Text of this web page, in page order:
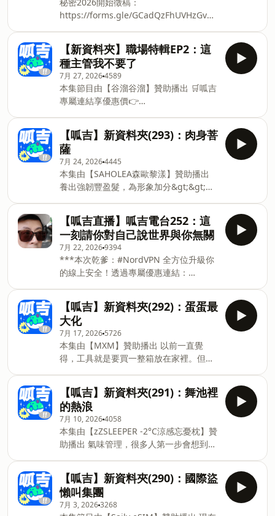
SoundOn
及「國家新創精進獎」 ✔️勇奪 39 項國際
發明金牌與特別獎 ✔️業界安心指標No.1
先驗後出：831 項檢驗通過才出貨 「台灣
01益生菌，台灣人的益生菌」 即日起至
2026/8/31 止 使用呱吉專屬優惠碼
【froggy01】可享滿 2500 折 150元 專屬
連結瞭解更多： https://tw01.co/呱吉專
屬優惠 【本集重點】 父親節跑到沒半個
看電影不是一個人的事 諾蘭詛咒 腿毛騷
擾 米其林餐廳的螞蟻雪酪 虎鯨你很
https://forms.gle/GCadQzFhUVHzGvDY9
7/29 大研生醫限時開團： 這次團購下殺
最低三折起，還有向廠商爭取到獨家贈
品，滿額再享官網優惠！ 🟠視易適葉黃素
×2＋贈葉黃素便利包×1 團購價 NT$1,650
🌙好睡眠芝麻素×4＋贈黑瑪卡飲便利包×3
團購價 NT$3,499 即日起至7/29，趁現在
團購！ 新加入會員即可獲得購物金300
元，下單即可使用以及贈送葉黃素便利包
開團期間還可以疊加大研生醫官網的滿額
優惠，贈品數量有限，大家記得把握時間
下單。 補充完一起成為～超級呱吉💪🏻🐸
🔗團購連結：
https://www.daikenshop.com/advKOL/fro…
#大研生醫合作 #大研生醫 #視易適葉黃
素 #好睡眠芝麻素 #保健品 #
【新資料夾】職場特輯EP2：️這
種主管我不要了
7月 27, 20264589
本集節目由【谷溜谷溜】贊助播出 🛒呱吉
專屬連結享優惠價👉
碼抽中秋禮盒送給呱采聽眾！ ※ 名額以網
頁活動為準 月圓人團圓，最珍貴的心意，
把健康化成一份溫柔的祝福，送給最在乎
的家人 限定款中秋節6入禮盒開售中.ᐟ.ᐟ強
烈建議提早下單，超級搶手售完不補～ 也
不需擔心物流出貨塞車，提早收到最安
心。 ✓常溫保存18個月，無添加防腐劑、
化學劑及增稠劑 ✓代寫專屬賀卡、可代黏
貼卡片 ✓數十種組合可供挑選 ✓代寄服務
支援多點配送 ✓禮盒款式有9入與6入限定
中秋款禮盒 首推三種組合～ ✨【井裡月六
入銀耳禮盒】✨ ✓熱銷冠軍第一名 ✓濃稠
滑順Q彈，大塊銀耳保有最佳口感 ✓咀嚼
好吞嚥不卡喉，無牙口族群、長輩好食用
✨【珍愛元氣滿滿六入限定禮盒】✨ ✓經
典6種口味混合搭配，最受回購鐵粉熱愛 !
✓送禮
【呱吉】新資料夾(293)：肉身菩
薩
7月 24, 20264445
本集由【SAHOLEA森歐黎漾】贊助播出
養出強韌豐盈髮，為形象加分&gt;&gt;
管理真的越來越重要 但是髮根無力、頭頂
扁塌，就算好好打扮，看起來一樣好沒精
神？ 👉是時候出動 #咖啡因健髮系列 升
級豐盈感 全系列蘊含德國健髮咖啡因，提
高頭皮防護力 #咖啡因豐盈健髮洗髮精 中
乾性頭皮適用 #咖啡因控油健髮洗髮精 油
性頭皮適用 ☑️任何頭皮膚質都有專屬咖啡
因，還有涼感款喔！ ☑️溫和洗淨，強健髮
根，強韌髮絲 #咖啡因豐盈胜肽養髮液 ☑️
活絡舒緩敏弱頭皮，養出豐盈秀髮 髮根不
再扁塌無力，立即蓬鬆有型！ 呱吉粉絲限
定 🎧新資料夾聽眾專屬 限時優惠只到
2026/8/24！ 🔥咖啡因系列限定優惠，錯
過等明年！獨家組合最高現折$169 🔥大
家喜歡的淨化液、洗髮精、養髮液還有
1000ml限定組合喔
【呱吉直播】呱吉電台252：這
一刻請你對自己說世界與你無關
7月 22, 20269394
***本次乾爹：#NordVPN 全方位升級你
的線上安全！透過專屬優惠連結：
時輸入優惠碼：[newfolder]，額外贈送 4
個月使用時間； 30天退款保證，讓您安心
無憂！ /#NordVPN -- Hosting provided
by SoundOn
【呱吉】新資料夾(292)：蛋蛋最
大化
7月 17, 2026 5726
本集由【MXM】贊助播出 以前一直覺
得，工具就是要買一整箱放在家裡。但真
車之後才發現，真正常用的，其實就那幾
樣。 MXM 的 17 件迷你二分棘輪套筒
組，掌心大小，平常放在抽屜或背包就
好，像 IKEA 家具、辦公椅、螢幕支架等
日常組裝與修繕，大多都能應付。 MXM
也提出另一種工具使用方式: 小工具，買
一組放在身邊；大工具，需要時再租。 像
砂紙機、震動電鑽、鏈鋸等一年可能只會
用幾次的大型工具，需要時租借、用完歸
還，不必為了偶爾一次使用而購買，也減
少長期占用居家收納空間。 🔧 大工具，
【呱吉】新資料夾(291)：舞池裡
的熱浪
7月 10, 20264058
本集由【zZSLEEPER -2°C涼感忘憂枕】贊
助播出 氣味管理，很多人第一步會想到香
候來自更深的地方。 熬夜、壓力、頭皮出
油、衣服悶了一整天，身體會慢慢浮出很
難形容的疲憊感，沒有到臭，卻像是 日子
過得太滿，整個人一直低電量運轉。 氣味
【呱吉】新資料夾(290)：國際盜
懶叫集團
7月 3, 20263268